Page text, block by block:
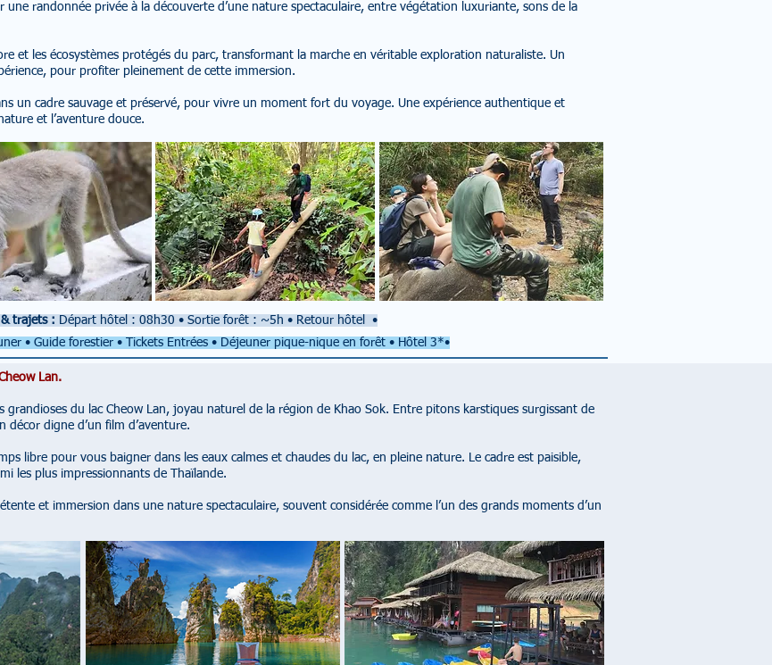
randonnée privée à la découverte d’une nature spectaculaire, entre végétation luxuriante, sons de la
et les écosystèmes protégés du parc, transformant la marche en véritable exploration naturaliste. Un
pour profiter pleinement de cette immersion.
un cadre sauvage et préservé, pour vivre un moment fort du voyage. Une expérience authentique et
et l’aventure douce.
& trajets : Départ hôtel : 08h30 • Sortie forêt : ~5h • Retour hôtel
•
• Guide forestier • Tickets Entrées • Déjeuner pique-nique en forêt • Hôtel 3*•
Lan.
grandioses du lac Cheow Lan, joyau naturel de la région de Khao Sok. Entre pitons karstiques surgissant de
décor digne d’un film d’aventure.
libre pour vous baigner dans les eaux calmes et chaudes du lac, en pleine nature. Le cadre est paisible,
les plus impressionnants de Thaïlande.
et immersion dans une nature spectaculaire, souvent considérée comme l’un des grands moments d’un